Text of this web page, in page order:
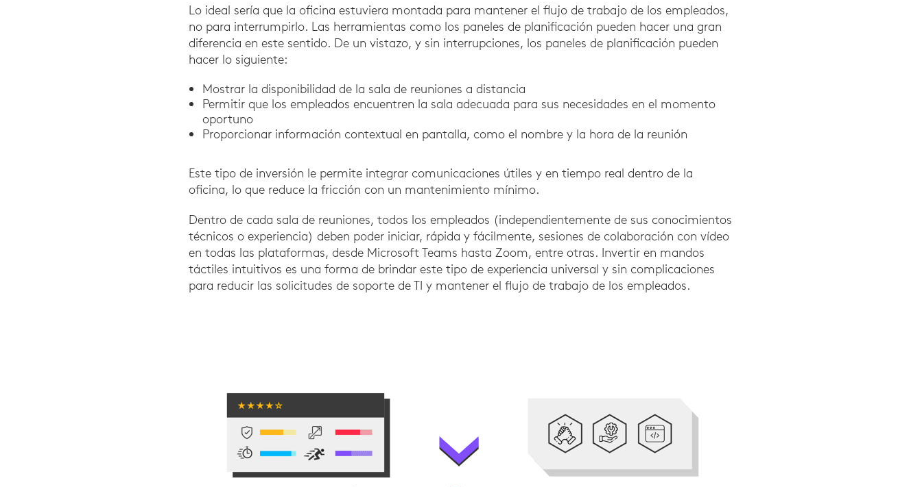
Lo ideal sería que la oficina estuviera montada para mantener el flujo de trabajo de los empleados,
no para interrumpirlo. Las herramientas como los paneles de planificación pueden hacer una gran
diferencia en este sentido. De un vistazo, y sin interrupciones, los paneles de planificación pueden
hacer lo siguiente:
Mostrar la disponibilidad de la sala de reuniones a distancia
Permitir que los empleados encuentren la sala adecuada para sus necesidades en el momento
oportuno
Proporcionar información contextual en pantalla, como el nombre y la hora de la reunión
Este tipo de inversión le permite integrar comunicaciones útiles y en tiempo real dentro de la
oficina, lo que reduce la fricción con un mantenimiento mínimo.
Dentro de cada sala de reuniones, todos los empleados (independientemente de sus conocimientos
técnicos o experiencia) deben poder iniciar, rápida y fácilmente, sesiones de colaboración con vídeo
en todas las plataformas, desde Microsoft Teams hasta Zoom, entre otras. Invertir en mandos
táctiles intuitivos es una forma de brindar este tipo de experiencia universal y sin complicaciones
para reducir las solicitudes de soporte de TI y mantener el flujo de trabajo de los empleados.